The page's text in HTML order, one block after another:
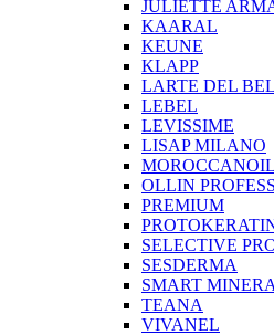
JULIETTE
KAARAL
KEUNE
KLAPP
LARTE DEL
LEBEL
LEVISSIME
LISAP MILANO
MOROCCANOIL
OLLIN
PREMIUM
SELECTIVE
SESDERMA
SMART
TEANA
VIVANEL